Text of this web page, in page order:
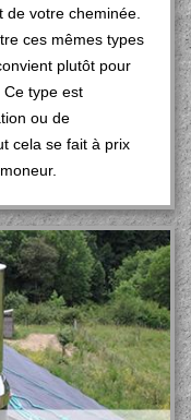
votre cheminée.
ces mêmes types
plutôt pour
Ce type est
ou de
cela se fait à prix